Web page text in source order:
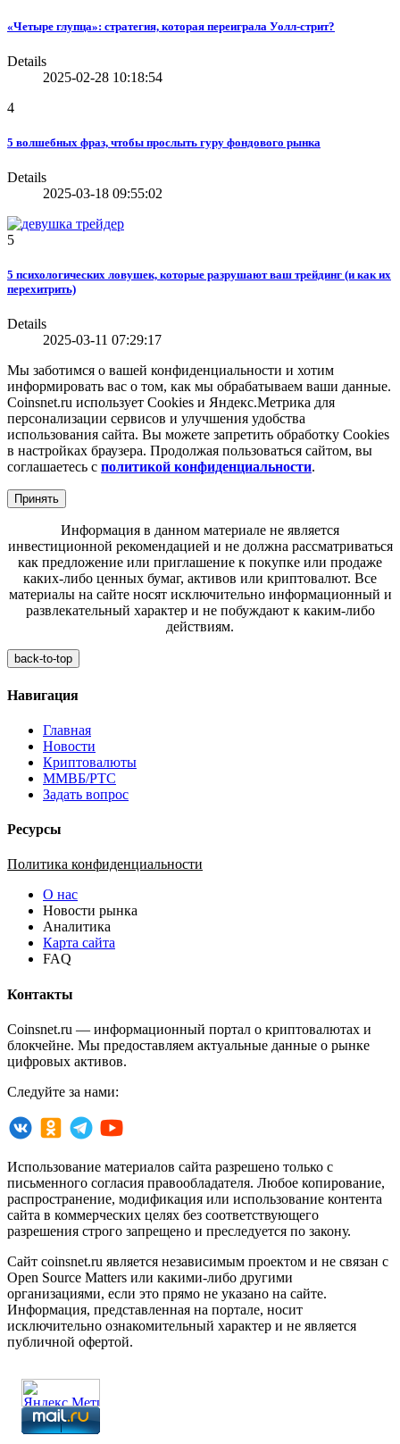
«Четыре глупца»: стратегия, которая переиграла Уолл-стрит?
Details
2025-02-28 10:18:54
4
5 волшебных фраз, чтобы прослыть гуру фондового рынка
Details
2025-03-18 09:55:02
5
5 психологических ловушек, которые разрушают ваш трейдинг (и как их
перехитрить)
Details
2025-03-11 07:29:17
Мы заботимся о вашей конфиденциальности и хотим
информировать вас о том, как мы обрабатываем ваши данные.
Coinsnet.ru использует Cookies и Яндекс.Метрика для
персонализации сервисов и улучшения удобства
использования сайта. Вы можете запретить обработку Cookies
в настройках браузера. Продолжая пользоваться сайтом, вы
соглашаетесь с политикой конфиденциальности.
Принять
Информация в данном материале не является
инвестиционной рекомендацией и не должна рассматриваться
как предложение или приглашение к покупке или продаже
каких-либо ценных бумаг, активов или криптовалют. Все
материалы на сайте носят исключительно информационный и
развлекательный характер и не побуждают к каким-либо
действиям.
back-to-top
Навигация
Главная
Новости
Криптовалюты
ММВБ/РТС
Задать вопрос
Ресурсы
Политика конфиденциальности
О нас
Новости рынка
Аналитика
Карта сайта
FAQ
Контакты
Coinsnet.ru — информационный портал о криптовалютах и
блокчейне. Мы предоставляем актуальные данные о рынке
цифровых активов.
Следуйте за нами:
Использование материалов сайта разрешено только с
письменного согласия правообладателя. Любое копирование,
распространение, модификация или использование контента
сайта в коммерческих целях без соответствующего
разрешения строго запрещено и преследуется по закону.
Сайт coinsnet.ru является независимым проектом и не связан с
Open Source Matters или какими-либо другими
организациями, если это прямо не указано на сайте.
Информация, представленная на портале, носит
исключительно ознакомительный характер и не является
публичной офертой.